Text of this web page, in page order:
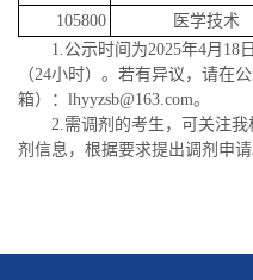
105800
医学技术
1.公示时间为2025年4月18
（24小时）。若有异议，请在
箱）：lhyyzsb@163.com。
2.需调剂的考生，可关注
剂信息，根据要求提出调剂申请